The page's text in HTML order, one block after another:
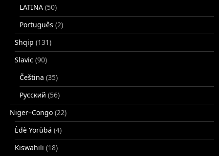
LATINA (50)
Português (2)
Shqip (131)
Slavic (90)
Čeština (35)
Русский (56)
Niger–Congo (22)
Èdè Yorùbá (4)
Kiswahili (18)